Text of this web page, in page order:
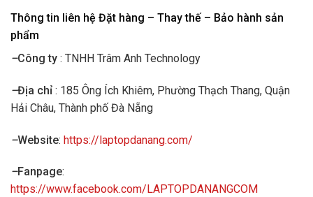
Thông tin liên hệ Đặt hàng – Thay thế – Bảo hành sản
phẩm
–Công ty : TNHH Trâm Anh Technology
–Địa chỉ : 185 Ông Ích Khiêm, Phường Thạch Thang, Quận
Hải Châu, Thành phố Đà Nẵng
–Website: https://laptopdanang.com/
–Fanpage:
https://www.facebook.com/LAPTOPDANANGCOM